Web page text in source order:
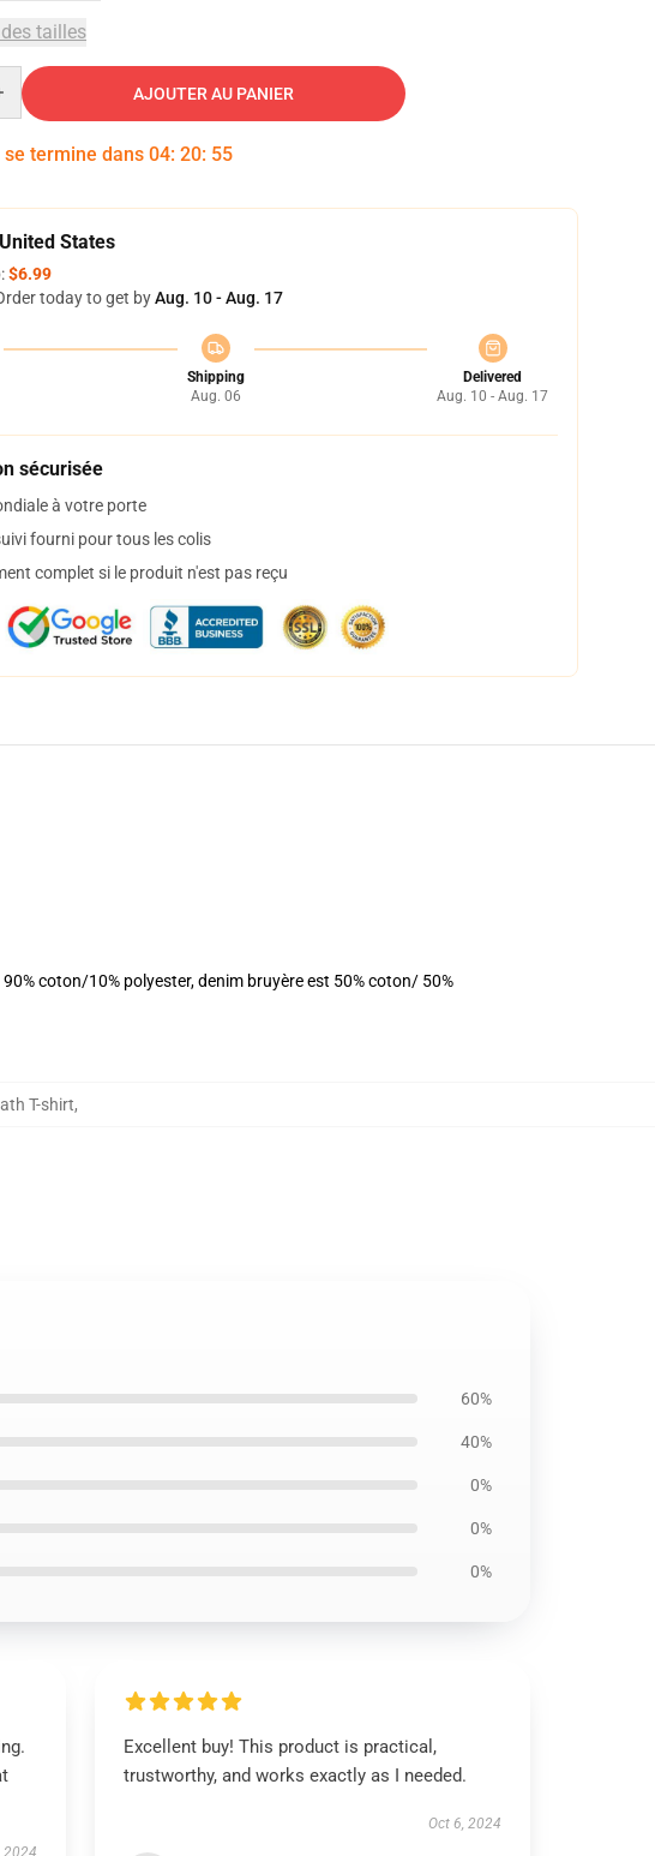
tailles
AJOUTER AU PANIER
se termine dans 04: 20: 53
States
$6.99
today to get byAug. 10 - Aug. 17
Shipping
Aug. 06
Delivered
Aug. 10 - Aug. 17
sécurisée
à votre porte
fourni pour tous les colis
complet si le produit n'est pas reçu
coton/10% polyester, denim bruyère est 50% coton/ 50%
T-shirt,
60%
40%
0%
0%
0%
2024
Excellent buy! This product is practical,
trustworthy, and works exactly as I needed.
Oct 6, 2024